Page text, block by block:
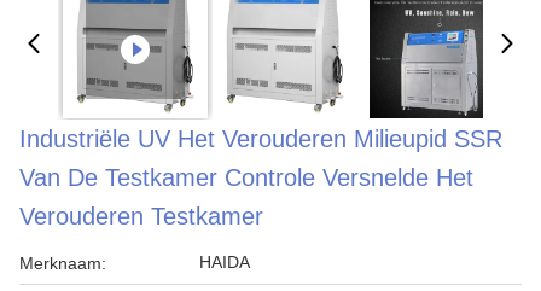
Industriële UV Het Verouderen Milieupid SSR
Van De Testkamer Controle Versnelde Het
Verouderen Testkamer
Merknaam: HAIDA